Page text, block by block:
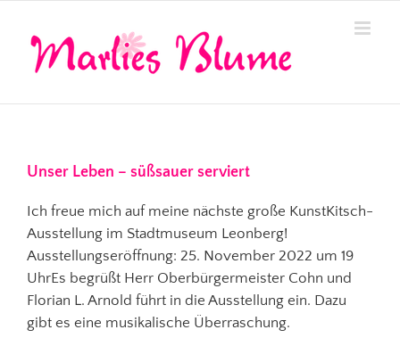
Inhalt
springen
Unser Leben – süßsauer serviert
Ich freue mich auf meine nächste große KunstKitsch-
Ausstellung im Stadtmuseum Leonberg!
Ausstellungseröffnung: 25. November 2022 um 19
UhrEs begrüßt Herr Oberbürgermeister Cohn und
Florian L. Arnold führt in die Ausstellung ein. Dazu
gibt es eine musikalische Überraschung.